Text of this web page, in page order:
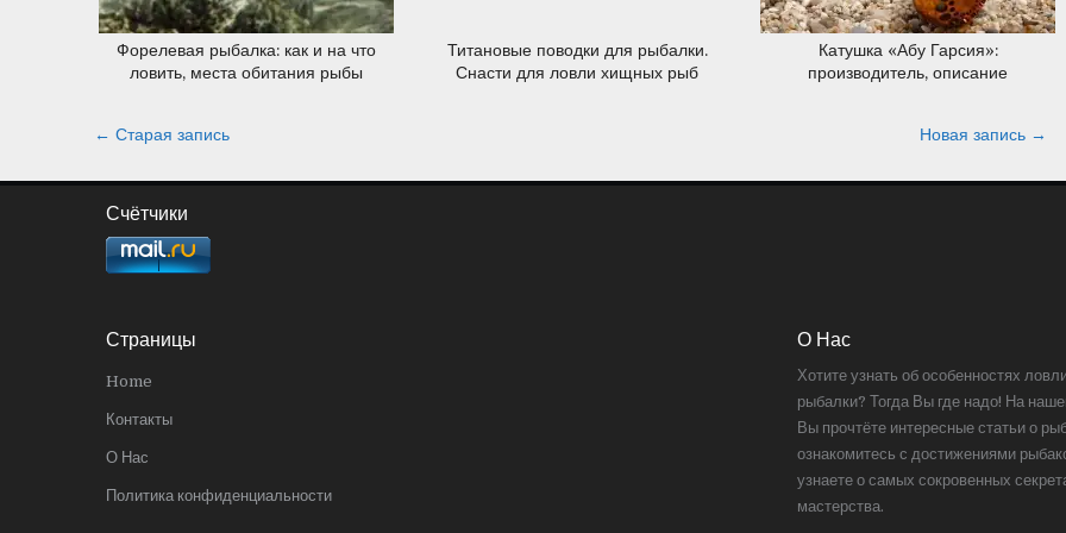
Форелевая рыбалка: как и на что
ловить, места обитания рыбы
Титановые поводки для рыбалки.
Снасти для ловли хищных рыб
Катушка «Абу Гарсия»:
производитель, описание
Навигация
по
записям
← Старая запись Новая запись →
Счётчики
Страницы
Home
Контакты
О Нас
Политика конфиденциальности
О Нас
Хотите узнать об особенностях
рыбалки? Тогда Вы где надо! На
Вы прочтёте интересные статьи о
ознакомитесь с достижениями
узнаете о самых сокровенных
мастерства.